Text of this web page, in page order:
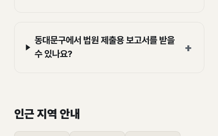
동대문구에서 법원 제출용 보고서를 받을
수 있나요?
+
인근 지역 안내